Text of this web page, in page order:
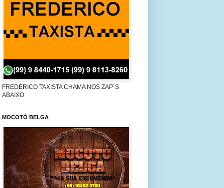
FREDERICO TAXISTA CHAMA NOS ZAP´S
ABAIXO
MOCOTÓ BELGA